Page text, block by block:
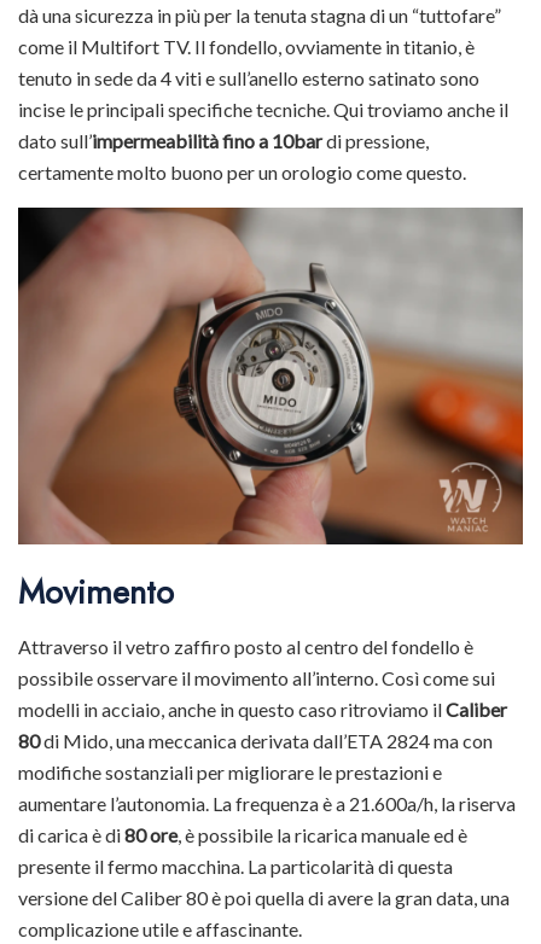
dà una sicurezza in più per la tenuta stagna di un “tuttofare”
come il Multifort TV. Il fondello, ovviamente in titanio, è
tenuto in sede da 4 viti e sull’anello esterno satinato sono
incise le principali specifiche tecniche. Qui troviamo anche il
dato sull’impermeabilità fino a 10bardi pressione,
certamente molto buono per un orologio come questo.
Movimento
Attraverso il vetro zaffiro posto al centro del fondello è
possibile osservare il movimento all’interno. Così come sui
modelli in acciaio, anche in questo caso ritroviamo ilCaliber
80di Mido, una meccanica derivata dall’ETA 2824 ma con
modifiche sostanziali per migliorare le prestazioni e
aumentare l’autonomia. La frequenza è a 21.600a/h, la riserva
di carica è di80 ore, è possibile la ricarica manuale ed è
presente il fermo macchina. La particolarità di questa
versione del Caliber 80 è poi quella di avere la gran data, una
complicazione utile e affascinante.